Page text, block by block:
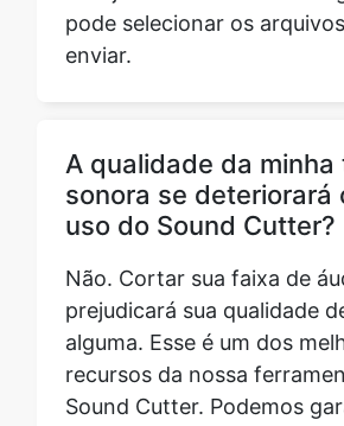
A qualidade da minha
Não. Cortar sua faixa de
prejudicará sua qualidade
alguma. Esse é um dos
recursos da nossa
Sound Cutter. Podemos
qualidade permaneça a
falhas ou estática no áudio.